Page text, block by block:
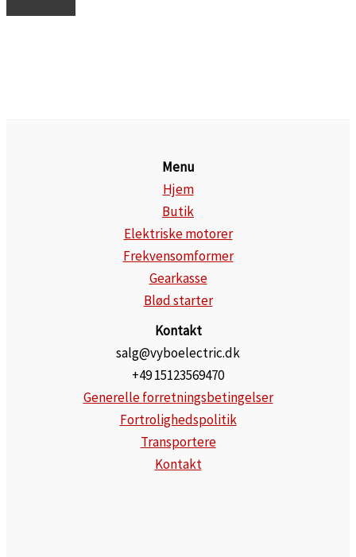
Menu
Hjem
Butik
Elektriske motorer
Frekvensomformer
Gearkasse
Blød starter
Kontakt
salg@vyboelectric.dk
+49 15123569470
Generelle forretningsbetingelser
Fortrolighedspolitik
Transportere
Kontakt